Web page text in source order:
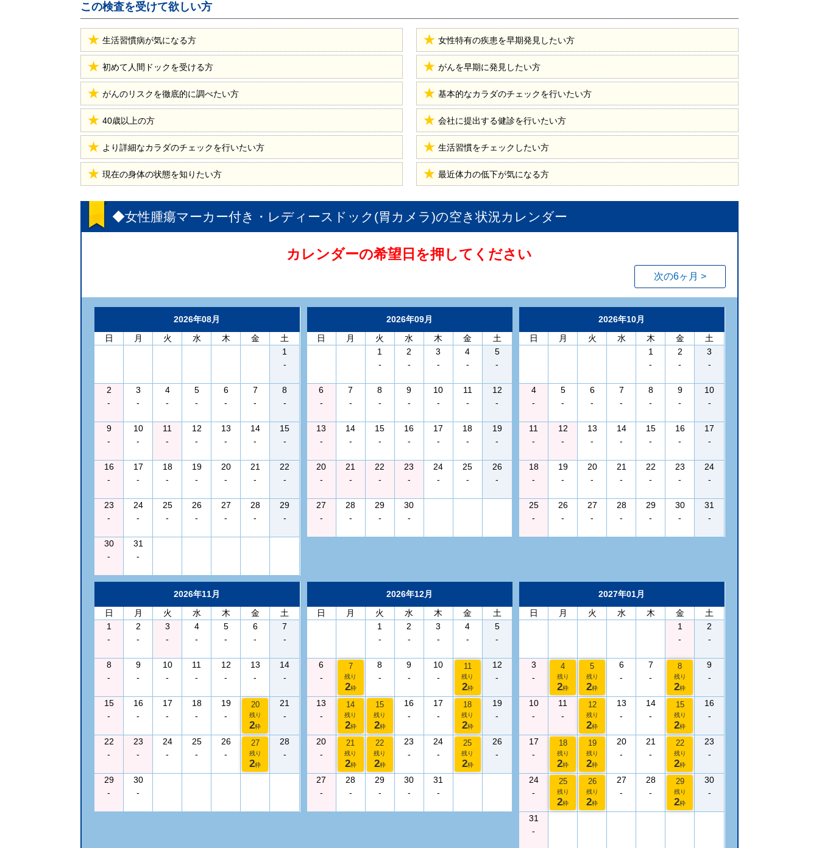
この検査を受けて欲しい方
生活習慣病が気になる方 女性特有の疾患を早期発見したい方
初めて人間ドックを受ける方 がんを早期に発見したい方
がんのリスクを徹底的に調べたい方 基本的なカラダのチェックを行いたい方
40歳以上の方 会社に提出する健診を行いたい方
より詳細なカラダのチェックを行いたい方 生活習慣をチェックしたい方
現在の身体の状態を知りたい方 最近体力の低下が気になる方
◆女性腫瘍マーカー付き・レディースドック(胃カメラ)の空き状況カレンダー
カレンダーの希望日を押してください
次の6ヶ月 >
2026年08月
日
月 火 水 木 金
土
1
-
2
-
3
-
4
-
5
-
6
-
7
-
8
-
9
-
10
-
11
-
12
-
13
-
14
-
15
-
16
-
17
-
18
-
19
-
20
-
21
-
22
-
23
-
24
-
25
-
26
-
27
-
28
-
29
-
30
-
31
-
2026年09月
日
月 火 水 木 金
土
1
-
2
-
3
-
4
-
5
-
6
-
7
-
8
-
9
-
10
-
11
-
12
-
13
-
14
-
15
-
16
-
17
-
18
-
19
-
20
-
21
-
22
-
23
-
24
-
25
-
26
-
27
-
28
-
29
-
30
-
2026年10月
日
月 火 水 木 金
土
1
-
2
-
3
-
4
-
5
-
6
-
7
-
8
-
9
-
10
-
11
-
12
-
13
-
14
-
15
-
16
-
17
-
18
-
19
-
20
-
21
-
22
-
23
-
24
-
25
-
26
-
27
-
28
-
29
-
30
-
31
-
2026年11月
日
月 火 水 木 金
土
1
-
2
-
3
-
4
-
5
-
6
-
7
-
8
-
9
-
10
-
11
-
12
-
13
-
14
-
15
-
16
-
17
-
18
-
19
-
20
残り
2枠
21
-
22
-
23
-
24
-
25
-
26
-
27
残り
2枠
28
-
29
-
30
-
2026年12月
日
月 火 水 木 金
土
1
-
2
-
3
-
4
-
5
-
6
-
7
残り
2枠
8
-
9
-
10
-
11
残り
2枠
12
-
13
-
14
残り
2枠
15
残り
2枠
16
-
17
-
18
残り
2枠
19
-
20
-
21
残り
2枠
22
残り
2枠
23
-
24
-
25
残り
2枠
26
-
27
-
28
-
29
-
30
-
31
-
2027年01月
日
月 火 水 木 金
土
1
-
2
-
3
-
4
残り
2枠
5
残り
2枠
6
-
7
-
8
残り
2枠
9
-
10
-
11
-
12
残り
2枠
13
-
14
-
15
残り
2枠
16
-
17
-
18
残り
2枠
19
残り
2枠
20
-
21
-
22
残り
2枠
23
-
24
-
25
残り
2枠
26
残り
2枠
27
-
28
-
29
残り
2枠
30
-
31
-